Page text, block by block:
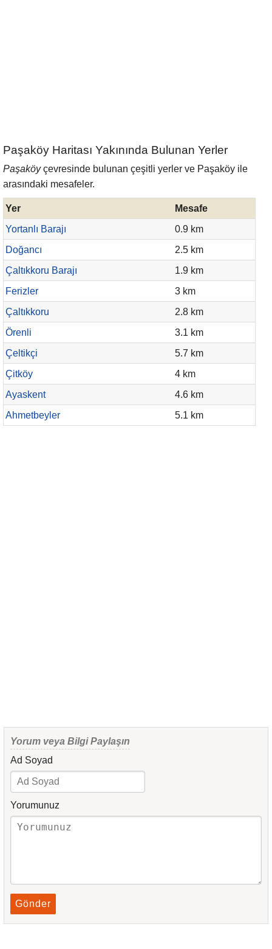
Paşaköy Haritası Yakınında Bulunan Yerler
Paşaköyçevresinde bulunan çeşitli yerler ve Paşaköy ile
arasındaki mesafeler.
Yer
Mesafe
Yortanlı Barajı
0.9 km
Doğancı
2.5 km
Çaltıkkoru Barajı
1.9 km
Ferizler
3 km
Çaltıkkoru
2.8 km
Örenli
3.1 km
Çeltikçi
5.7 km
Çitköy
4 km
Ayaskent
4.6 km
Ahmetbeyler
5.1 km
Yorum veya Bilgi Paylaşın
Ad Soyad
Yorumunuz
Gönder